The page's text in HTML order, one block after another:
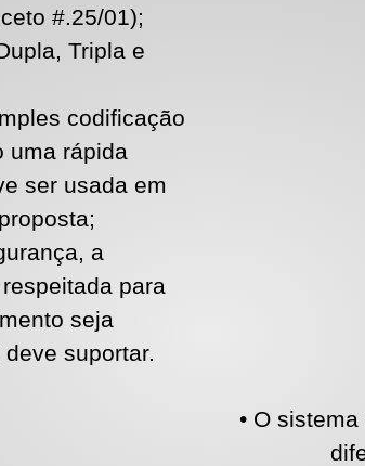
#.25/01);
Tripla e
codificação
uma rápida
ser usada em
a
para
seja
suportar.
• O